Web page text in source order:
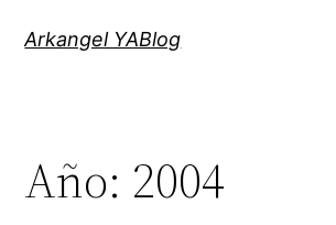
Arkangel YABlog
Año: 2004